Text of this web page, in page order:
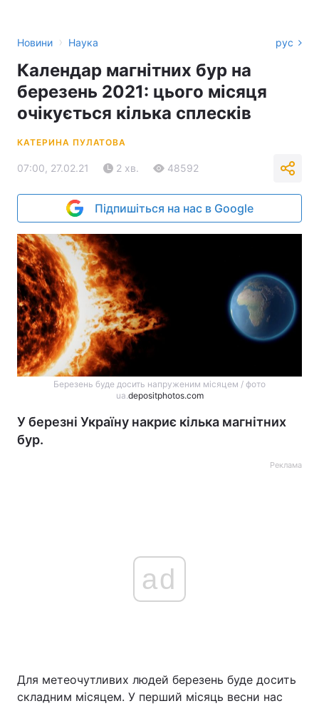
Новини › Наука рус
Календар магнітних бур на
березень 2021: цього місяця
очікується кілька сплесків
КАТЕРИНА ПУЛАТОВА
07:00, 27.02.21 2 хв. 48592
Підпишіться на нас в Google
Березень буде досить напруженим місяцем / фото
ua.depositphotos.com
У березні Україну накриє кілька магнітних
бур.
Реклама
ad
Для метеочутливих людей березень буде досить
складним місяцем. У перший місяць весни нас